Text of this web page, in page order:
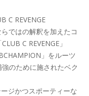
C REVENGE
ではの解釈を加えたコ
C REVENGE」
」をルーツ
のために施されたベク
ジかつスポーティーな